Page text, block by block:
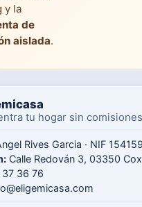
y la
de
aislada.
tu hogar sin
Rives Garcia · NIF
Calle Redován 3, 03350
36 76